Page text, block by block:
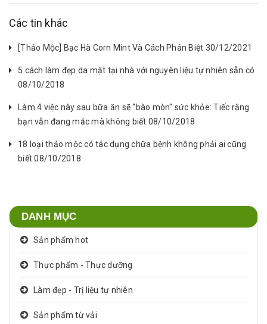
Các tin khác
[Thảo Mộc] Bạc Hà Corn Mint Và Cách Phân Biệt 30/12/2021
5 cách làm đẹp da mặt tại nhà với nguyên liệu tự nhiên sẵn có
08/10/2018
Làm 4 việc này sau bữa ăn sẽ "bào mòn" sức khỏe: Tiếc rằng
bạn vẫn đang mắc mà không biết 08/10/2018
18 loại thảo mộc có tác dụng chữa bệnh không phải ai cũng
biết 08/10/2018
DANH MỤC
Sản phẩm hot
Thực phẩm - Thực dưỡng
Làm đẹp - Trị liệu tự nhiên
Sản phẩm từ vải